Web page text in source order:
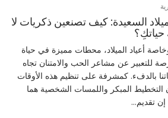
السعيدة: كيف تصنعين ذكريات لا
أعياد الميلاد، محطات مميزة في حياة
للتعبير عن مشاعر الحب والامتنان تجاه
بالدفء. كمشرفة على تنظيم هذه الأوقات
التخطيط المبكر واللمسات الشخصية هما
تقديم...